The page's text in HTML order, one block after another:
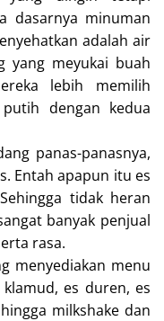
dasarnya minuman
adalah air
yang meyukai buah
lebih memilih
dengan kedua
panas-panasnya,
Entah apapun itu es
tidak heran
banyak penjual
rasa.
menyediakan menu
es duren, es
milkshake dan